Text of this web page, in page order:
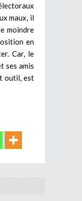
maux, il
moindre
en
Car, le
ses amis
outil, est